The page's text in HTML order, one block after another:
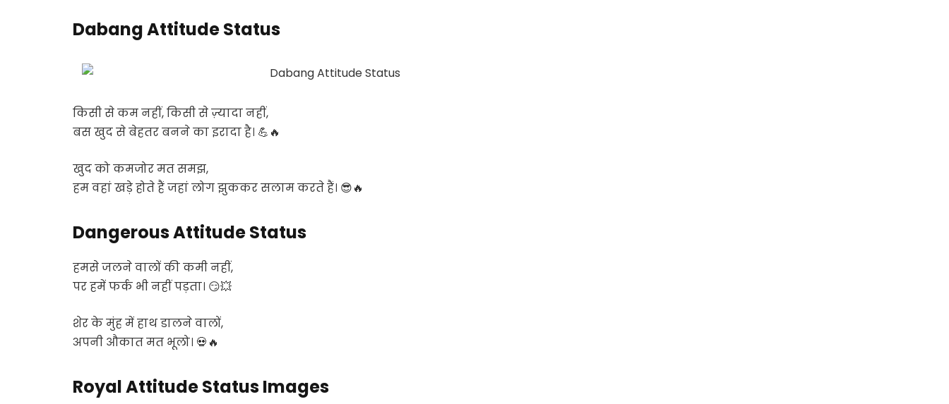
Dabang Attitude Status
किसी से कम नहीं, किसी से ज़्यादा नहीं,
बस खुद से बेहतर बनने का इरादा है। 💪🔥
खुद को कमजोर मत समझ,
हम वहां खड़े होते हैं जहां लोग झुककर सलाम करते हैं। 😎🔥
Dangerous Attitude Status
हमसे जलने वालों की कमी नहीं,
पर हमें फर्क भी नहीं पड़ता। 😏💥
शेर के मुंह में हाथ डालने वालों,
अपनी औकात मत भूलो। 💀🔥
Royal Attitude Status Images